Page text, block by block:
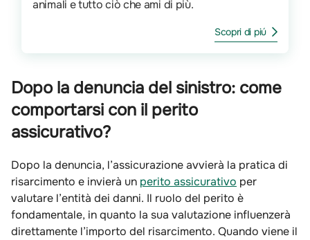
animali e tutto ciò che ami di più.
Scopri di piú
Dopo la denuncia del sinistro: come
comportarsi con il perito
assicurativo?
Dopo la denuncia, l’assicurazione avvierà la pratica di
risarcimento e invierà un perito assicurativo per
valutare l’entità dei danni. Il ruolo del perito è
fondamentale, in quanto la sua valutazione influenzerà
direttamente l’importo del risarcimento. Quando viene il